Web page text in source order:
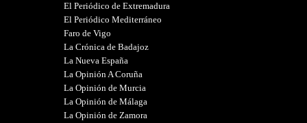
El Periódico de Extremadura
El Periódico Mediterráneo
Faro de Vigo
La Crónica de Badajoz
La Nueva España
La Opinión A Coruña
La Opinión de Murcia
La Opinión de Málaga
La Opinión de Zamora